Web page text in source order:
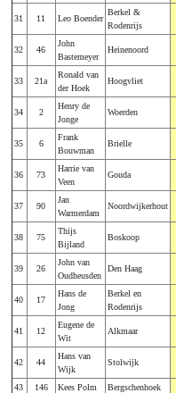
31 11 Leo Boender
Berkel &
Rodenrijs
32 46
John
Bastemeyer
Heinenoord
33 21a
Ronald van
der Hoek
Hoogvliet
34 2
Henry de
Jonge
Woerden
35 6
Frank
Bouwman
Brielle
36 73
Harrie van
Veen
Gouda
37 90
Jan
Warmerdam
Noordwijkerhout
38 75
Thijs
Bijland
Boskoop
39 26
John van
Oudheusden
Den Haag
40 17
Hans de
Jong
Berkel en
Rodenrijs
41 12
Eugene de
Wit
Alkmaar
42 44
Hans van
Wijk
Stolwijk
43 146 Kees Polm Bergschenhoek